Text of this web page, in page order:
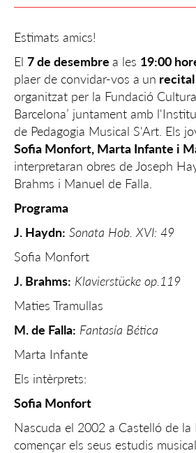
Estimats amics!
El 7 de desembre a les 19:00
plaer de convidar-vos a un
organitzat per la Fundació
Barcelona’ juntament amb
de Pedagogia Musical S'Art. Els
Sofia Monfort, Marta Infante i
interpretaran obres de Joseph
Brahms i Manuel de Falla.
Programa
J. Haydn: Sonata Hob. XVI: 49
Sofia Monfort
J. Brahms: Klavierstücke op.119
Maties Tramullas
M. de Falla: Fantasía Bética
Marta Infante
Els intèrprets:
Sofia Monfort
Nascuda el 2002 a Castelló de la
començar els seus estudis